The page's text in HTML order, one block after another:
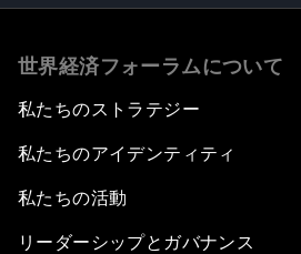
世界経済フォーラムについて
私たちのストラテジー
私たちのアイデンティティ
私たちの活動
リーダーシップとガバナンス